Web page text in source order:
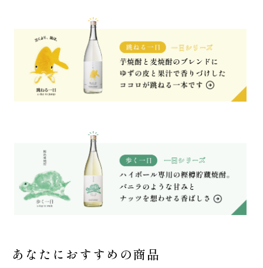
あなたにおすすめの商品